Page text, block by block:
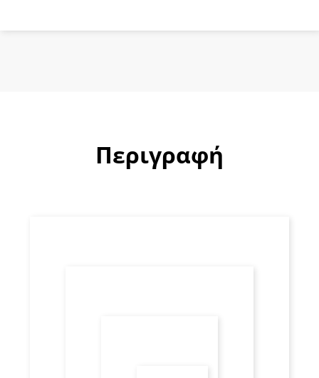
Περιγραφή